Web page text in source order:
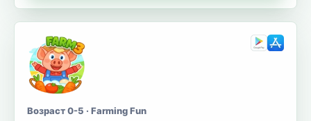
Возраст 0-5 · Farming Fun